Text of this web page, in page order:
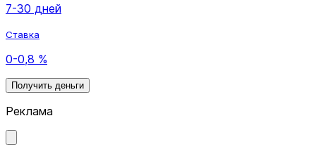
7-30 дней
Ставка
0-0,8 %
Получить деньги
Реклама